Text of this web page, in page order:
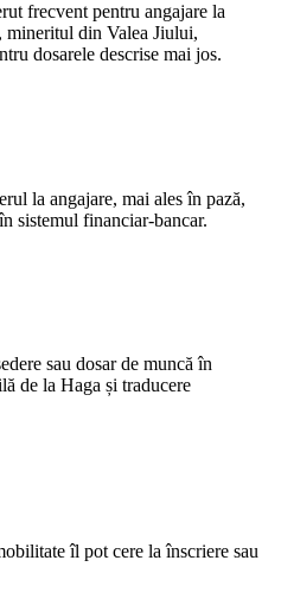
frecvent pentru angajare la
mineritul din Valea Jiului,
dosarele descrise mai jos.
la angajare, mai ales în pază,
sistemul financiar-bancar.
sau dosar de muncă în
de la Haga și traducere
îl pot cere la înscriere sau